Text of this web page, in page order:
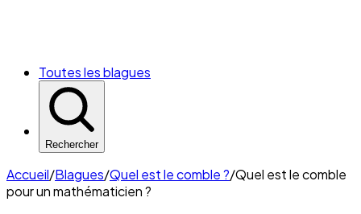
Toutes les blagues
Rechercher
Accueil/Blagues/Quel est le comble ?/Quel est le comble
pour un mathématicien ?